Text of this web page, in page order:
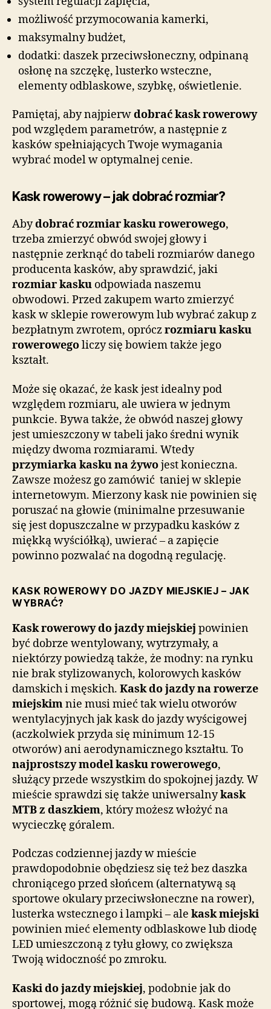
możliwość przymocowania kamerki,
maksymalny budżet,
dodatki: daszek przeciwsłoneczny, odpinaną
osłonę na szczękę, lusterko wsteczne,
elementy odblaskowe, szybkę, oświetlenie.
Pamiętaj, aby najpierwdobrać kask rowerowy
pod względem parametrów, a następnie z
kasków spełniających Twoje wymagania
wybrać model w optymalnej cenie.
Kask rowerowy – jak dobrać rozmiar?
Abydobrać rozmiar kasku rowerowego,
trzeba zmierzyć obwód swojej głowy i
następnie zerknąć do tabeli rozmiarów danego
producenta kasków, aby sprawdzić, jaki
rozmiar kasku odpowiada naszemu
obwodowi. Przed zakupem warto zmierzyć
kask w sklepie rowerowym lub wybrać zakup z
bezpłatnym zwrotem, opróczrozmiaru kasku
rowerowegoliczy się bowiem także jego
kształt.
Może się okazać, że kask jest idealny pod
względem rozmiaru, ale uwiera w jednym
punkcie. Bywa także, że obwód naszej głowy
jest umieszczony w tabeli jako średni wynik
między dwoma rozmiarami. Wtedy
przymiarka kasku na żywojest konieczna.
Zawsze możesz go zamówić taniej w sklepie
internetowym. Mierzony kask nie powinien się
poruszać na głowie (minimalne przesuwanie
się jest dopuszczalne w przypadku kasków z
miękką wyściółką), uwierać – a zapięcie
powinno pozwalać na dogodną regulację.
KASK ROWEROWY DO JAZDY MIEJSKIEJ – JAK
WYBRAĆ?
Kask rowerowy do jazdy miejskiej powinien
być dobrze wentylowany, wytrzymały, a
niektórzy powiedzą także, że modny: na rynku
nie brak stylizowanych, kolorowych kasków
damskich i męskich. Kask do jazdy na rowerze
miejskimnie musi mieć tak wielu otworów
wentylacyjnych jak kask do jazdy wyścigowej
(aczkolwiek przyda się minimum 12-15
otworów) ani aerodynamicznego kształtu. To
najprostszy model kasku rowerowego,
służący przede wszystkim do spokojnej jazdy. W
mieście sprawdzi się także uniwersalnykask
MTB z daszkiem, który możesz włożyć na
wycieczkę góralem.
Podczas codziennej jazdy w mieście
prawdopodobnie obędziesz się też bez daszka
chroniącego przed słońcem (alternatywą są
sportowe okulary przeciwsłoneczne na rower),
lusterka wstecznego i lampki – ale kask miejski
powinien mieć elementy odblaskowe lub diodę
LED umieszczoną z tyłu głowy, co zwiększa
Twoją widoczność po zmroku.
Kaski do jazdy miejskiej, podobnie jak do
sportowej, mogą różnić się budową. Kask może